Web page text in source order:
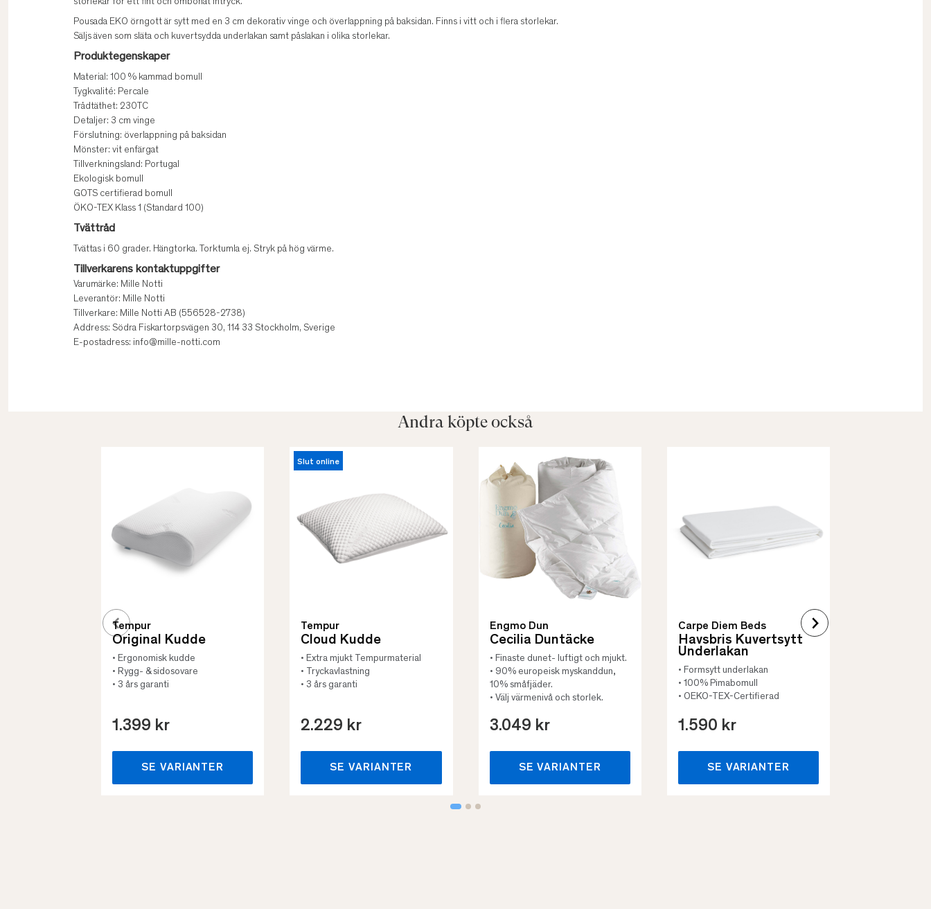
storlekar för ett fint och ombonat intryck.
Pousada EKO örngott är sytt med en 3 cm dekorativ vinge och överlappning på baksidan. Finns i vitt och i flera storlekar.
Säljs även som släta och kuvertsydda underlakan samt påslakan i olika storlekar.
Produktegenskaper
Material: 100 % kammad bomull
Tygkvalité: Percale
Trådtäthet: 230TC
Detaljer: 3 cm vinge
Förslutning: överlappning på baksidan
Mönster: vit enfärgat
Tillverkningsland: Portugal
Ekologisk bomull
GOTS certifierad bomull
ÖKO-TEX Klass 1 (Standard 100)
Tvättråd
Tvättas i 60 grader. Hängtorka. Torktumla ej. Stryk på hög värme.
Tillverkarens kontaktuppgifter
Varumärke: Mille Notti
Leverantör: Mille Notti
Tillverkare: Mille Notti AB (556528-2738)
Address: Södra Fiskartorpsvägen 30, 114 33 Stockholm, Sverige
E-postadress: info@mille-notti.com
Andra köpte också
Tempur
Original Kudde
• Ergonomisk kudde
• Rygg- & sidosovare
• 3 års garanti
1.399 kr
SE VARIANTER
Slut online
Tempur
Cloud Kudde
• Extra mjukt Tempurmaterial
• Tryckavlastning
• 3 års garanti
2.229 kr
SE VARIANTER
Engmo Dun
Cecilia Duntäcke
• Finaste dunet- luftigt och mjukt.
• 90% europeisk myskanddun,
10% småfjäder.
• Välj värmenivå och storlek.
3.049 kr
SE VARIANTER
Carpe Diem Beds
Havsbris Kuvertsytt
Underlakan
• Formsytt underlakan
• 100% Pimabomull
• OEKO-TEX-Certifierad
1.590 kr
SE VARIANTER